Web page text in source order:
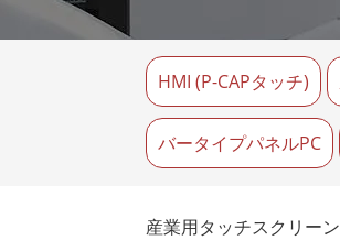
頑丈なロボットコン
エッジAIモビリティ
ロボット コントローラー
HMI (P-CAPタッチ)
バータイプパネルPC
産業用タッチスクリー